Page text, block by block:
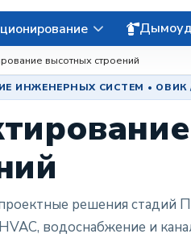
высотных строений
ИНЖЕНЕРНЫХ СИСТЕМ • ОВИК /
решения стадий
водоснабжение и